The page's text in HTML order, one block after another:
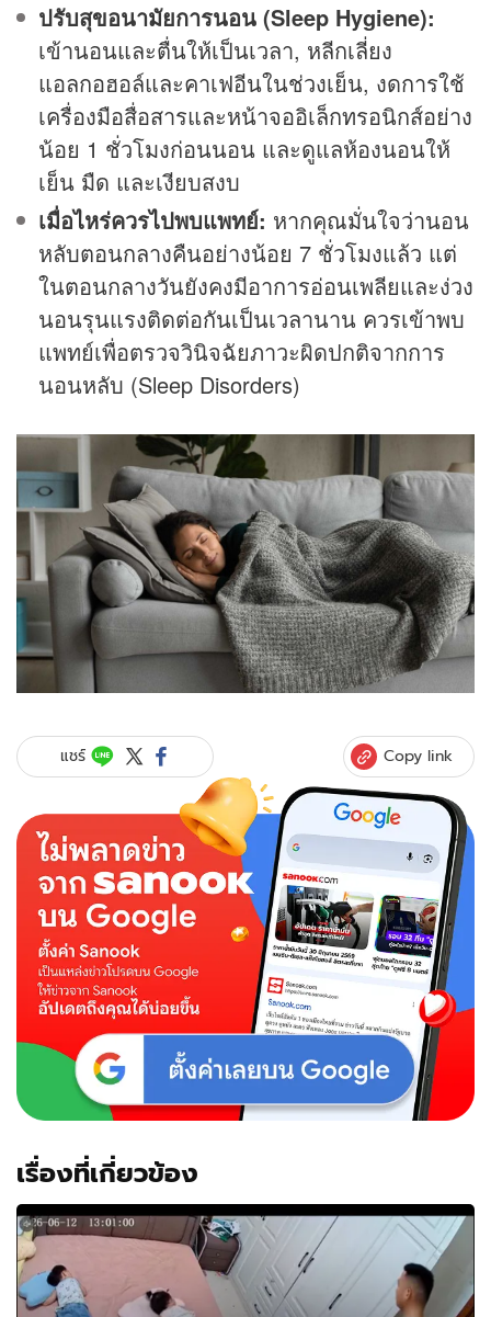
ปรับสุขอนามัยการนอน (Sleep Hygiene):
เข้านอนและตื่นให้เป็นเวลา, หลีกเลี่ยง
แอลกอฮอล์และคาเฟอีนในช่วงเย็น, งดการใช้
เครื่องมือสื่อสารและหน้าจออิเล็กทรอนิกส์อย่าง
น้อย 1 ชั่วโมงก่อนนอน และดูแลห้องนอนให้
เย็น มืด และเงียบสงบ
เมื่อไหร่ควรไปพบแพทย์: หากคุณมั่นใจว่านอน
หลับตอนกลางคืนอย่างน้อย 7 ชั่วโมงแล้ว แต่
ในตอนกลางวันยังคงมีอาการอ่อนเพลียและง่วง
นอนรุนแรงติดต่อกันเป็นเวลานาน ควรเข้าพบ
แพทย์เพื่อตรวจวินิจฉัยภาวะผิดปกติจากการ
นอนหลับ (Sleep Disorders)
แชร์ Copy link
เรื่องที่เกี่ยวข้อง